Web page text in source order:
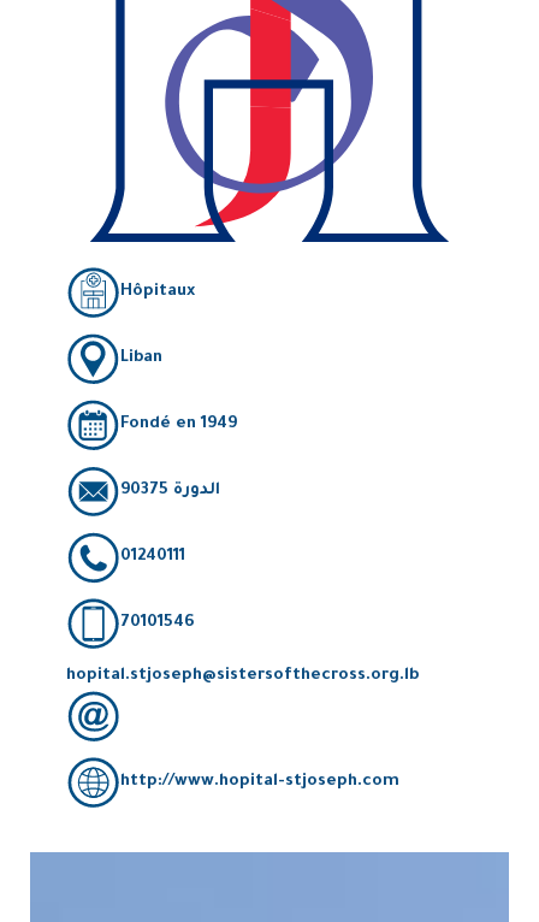
Hôpitaux
Liban
Fondé en 1949
الدورة 90375
01240111
70101546
hopital.stjoseph@sistersofthecross.org.lb
http://www.hopital-stjoseph.com